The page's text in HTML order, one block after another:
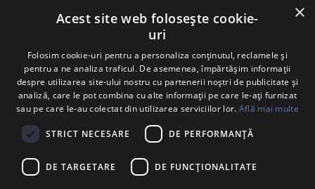
© 2026. Porsche Inter Auto Romania. Toate drepturile rezervate.
Porsche Inter Auto Romania SRL
RO22188461 J2007002067233
B-dul Pipera, nr. 2, Sala 1, Etaj 2, Voluntari, jud.Ilfov - sediu
social
B-dul Pipera, nr. 1/X, Centrul Porsche București – PCB,
Voluntari, jud. Ilfov – punct de lucru
Calea Lugojului, nr. 136, loc. Ghiroda, jud. Timiș – punct de
×
Acest site web folosește cookie-
uri
Folosim cookie-uri pentru a personaliza conținutul, reclamele și
pentru a ne analiza traficul. De asemenea, împărtășim informații
despre utilizarea site-ului nostru cu partenerii noștri de publicitate și
analiză, care le pot combina cu alte informații pe care le-ați furnizat
sau pe care le-au colectat din utilizarea serviciilor lor. Află mai multe
STRICT NECESARE DE PERFORMANȚĂ
DE TARGETARE DE FUNCŢIONALITATE